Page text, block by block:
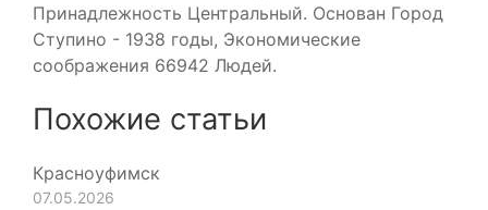
Принадлежность Центральный. Основан Город
Ступино - 1938 годы, Экономические
соображения 66942 Людей.
Похожие статьи
Красноуфимск
07.05.2026